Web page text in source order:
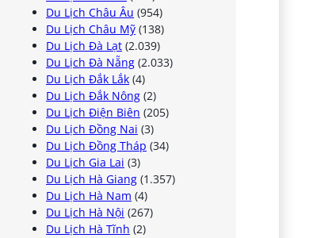
Du Lịch Châu Âu (954)
Du Lịch Châu Mỹ (138)
Du Lịch Đà Lạt (2.039)
Du Lịch Đà Nẵng (2.033)
Du Lịch Đắk Lắk (4)
Du Lịch Đắk Nông (2)
Du Lịch Điện Biên (205)
Du Lịch Đồng Nai (3)
Du Lịch Đồng Tháp (34)
Du Lịch Gia Lai (3)
Du Lịch Hà Giang (1.357)
Du Lịch Hà Nam (4)
Du Lịch Hà Nội (267)
Du Lịch Hà Tĩnh (2)